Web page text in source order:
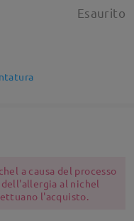
Esaurito
a causa del processo
al nichel
l'acquisto.